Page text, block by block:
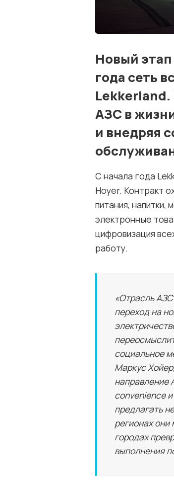
Новый
года сеть
АЗС в
и внедряя
С начала года
Hoyer. Контракт
питания,
электронные
цифровизация
работу.
«Отрасль
переход на
социальное
Маркус
направление
convenience
предлагать
регионах
городах
выполнения